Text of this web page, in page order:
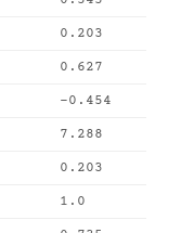
0.203
0.627
-0.454
7.288
0.203
1.0